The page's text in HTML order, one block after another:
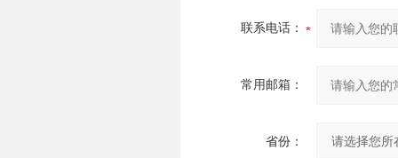
联系电话：
常用邮箱：
省份：